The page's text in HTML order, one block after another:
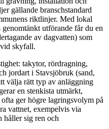
gällande branschstandard
riktlinjer. Med lokal
utförande får du en
av dagvatten) som
skyfall.
takytor, rördragning,
jordart i Stavsjöbruk (sand,
välja rätt typ av anläggning
en stenkista utmärkt,
ger högre lagringsvolym på
vattnet, exempelvis via
håller sig ren och